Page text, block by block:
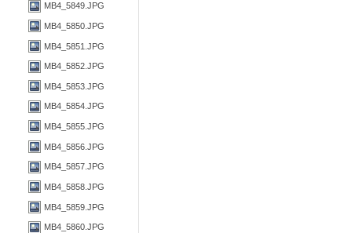
MB4_5849.JPG
MB4_5850.JPG
MB4_5851.JPG
MB4_5852.JPG
MB4_5853.JPG
MB4_5854.JPG
MB4_5855.JPG
MB4_5856.JPG
MB4_5857.JPG
MB4_5858.JPG
MB4_5859.JPG
MB4_5860.JPG